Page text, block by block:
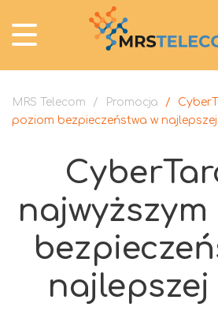
MRS Telecom / Promocja /
poziom bezpieczeństwa w najlepszej
najlepszej